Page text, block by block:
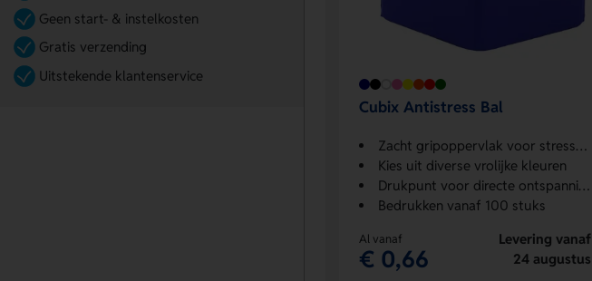
Cubix Antistress Bal
Zacht gripoppervlak voor stressverlichting
Kies uit diverse vrolijke kleuren
Drukpunt voor directe ontspanning
Bedrukken vanaf 100 stuks
Al vanaf
€ 0,66
Levering vanaf
24 augustus
Geen start- & instelkosten
Gratis verzending
Uitstekende klantenservice